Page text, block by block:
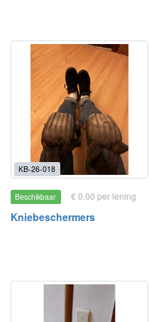
KB-26-018
Beschikbaar € 0.00 per lening
Kniebeschermers